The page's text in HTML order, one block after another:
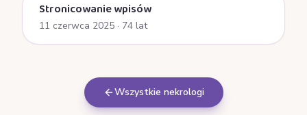
Stronicowanie wpisów
11 czerwca 2025 · 74 lat
Wszystkie nekrologi